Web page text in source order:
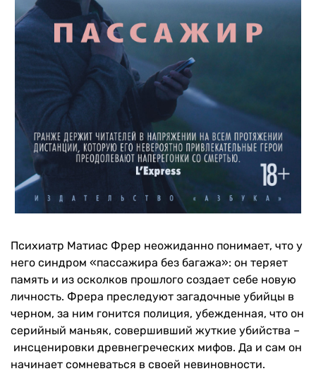
Психиатр Матиас Фрер неожиданно понимает, что у
него синдром «пассажира без багажа»: он теряет
память и из осколков прошлого создает себе новую
личность. Фрера преследуют загадочные убийцы в
черном, за ним гонится полиция, убежденная, что он
серийный маньяк, совершивший жуткие убийства –
инсценировки древнегреческих мифов. Да и сам он
начинает сомневаться в своей невиновности.